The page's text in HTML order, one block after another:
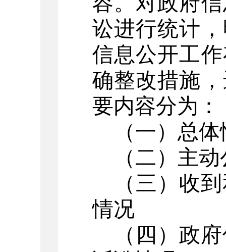
讼进行统计
信息公开工
确整改措施
要内容分为：
（一）总
（二）主
（三）收
情况
（四）政